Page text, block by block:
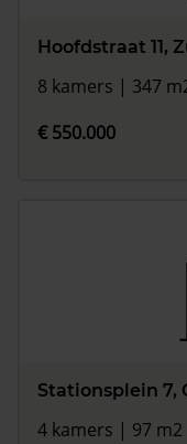
Hoofdstraat 11,
8 kamers | 347
€ 550.000
Stationsplein 7,
4 kamers | 97 m2